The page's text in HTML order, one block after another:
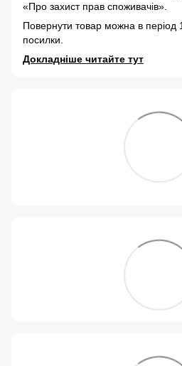
«Про захист прав споживачів».
Повернути товар можна в період
посилки.
Докладніше читайте тут